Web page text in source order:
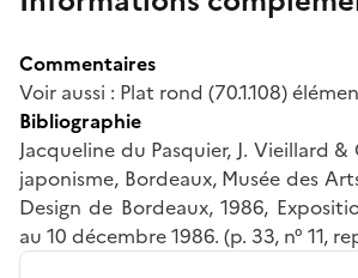
Commentaires
Voir aussi : Plat rond (70.1.108)
Bibliographie
Jacqueline du Pasquier, J. Vieillard
japonisme, Bordeaux, Musée des
Design de Bordeaux, 1986,
au 10 décembre 1986. (p. 33, n° 11,